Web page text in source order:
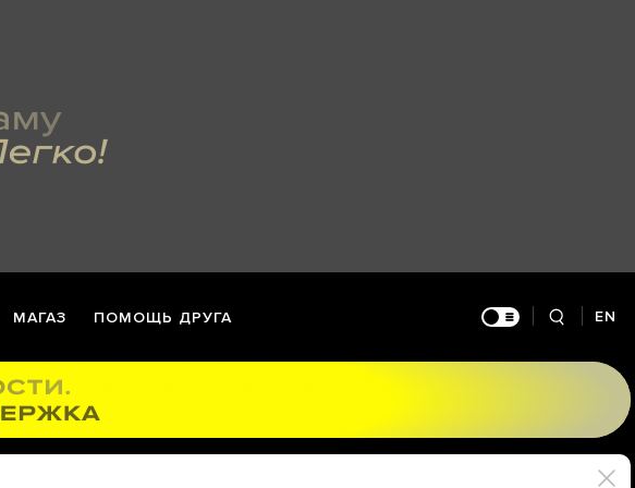
МАГАЗ ПОМОЩЬ ДРУГА EN